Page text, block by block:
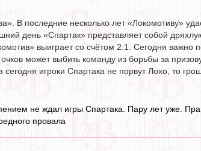
В последние несколько лет «Локомотиву»
день «Спартак» представляет собой
выиграет со счётом 2:1. Сегодня важно
может выбить команду из борьбы за
игроки Спартака не порвут Лохо, то
не ждал игры Спартака. Пару лет уже.
провала